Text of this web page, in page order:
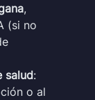
,
(si no
salud:
o al